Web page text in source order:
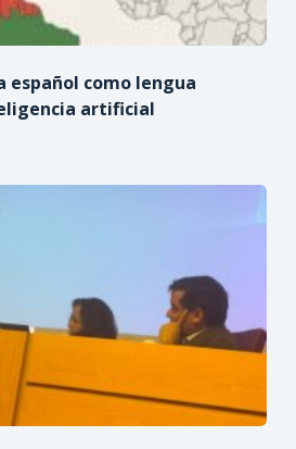
español como lengua
artificial